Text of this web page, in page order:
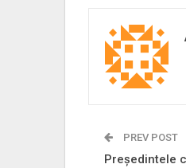
PREV POST
Preşedintele